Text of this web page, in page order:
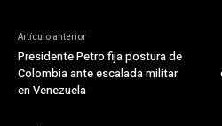
Artículo anterior
Presidente Petro fija postura de
Colombia ante escalada militar
en Venezuela